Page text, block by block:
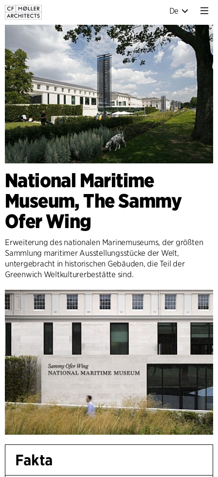
De
National Maritime
Museum, The Sammy
Ofer Wing
Erweiterung des nationalen Marinemuseums, der größten
Sammlung maritimer Ausstellungsstücke der Welt,
untergebracht in historischen Gebäuden, die Teil der
Greenwich Weltkulturerbestätte sind.
Fakta